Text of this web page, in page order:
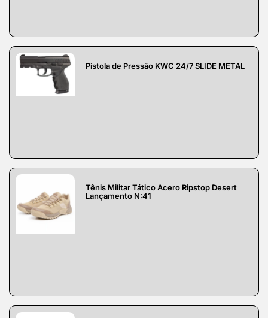
Pistola de Pressão KWC 24/7 SLIDE METAL
Tênis Militar Tático Acero Ripstop Desert
Lançamento N:41